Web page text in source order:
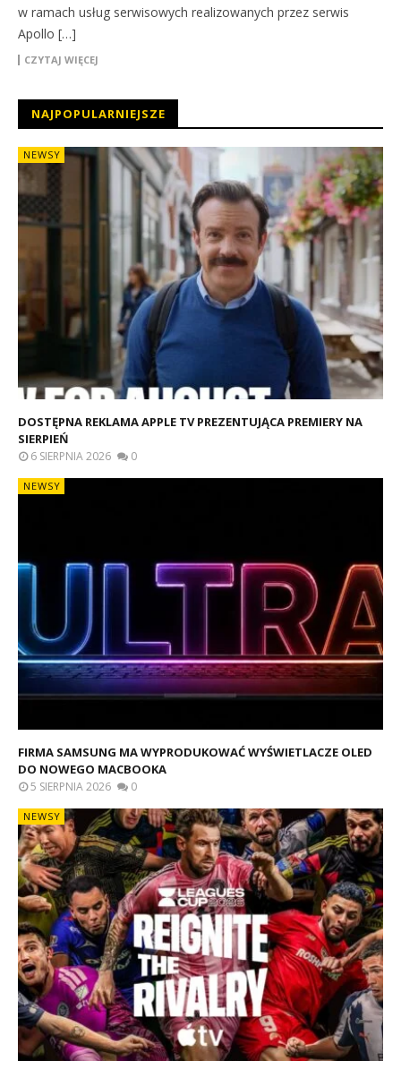
w ramach usług serwisowych realizowanych przez serwis
Apollo […]
CZYTAJ WIĘCEJ
NAJPOPULARNIEJSZE
NEWSY
DOSTĘPNA REKLAMA APPLE TV PREZENTUJĄCA PREMIERY NA
SIERPIEŃ
6 SIERPNIA 2026 0
NEWSY
FIRMA SAMSUNG MA WYPRODUKOWAĆ WYŚWIETLACZE OLED
DO NOWEGO MACBOOKA
5 SIERPNIA 2026 0
NEWSY